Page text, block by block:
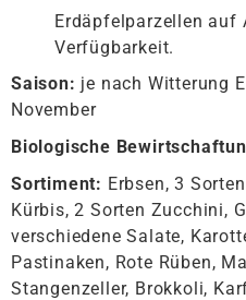
Erdäpfelparzellen auf
Verfügbarkeit.
Saison: je nach Witterung
November
Biologische
Sortiment: Erbsen, 3
Kürbis, 2 Sorten Zucchini,
verschiedene Salate,
Pastinaken, Rote Rüben,
Stangenzeller, Brokkoli,